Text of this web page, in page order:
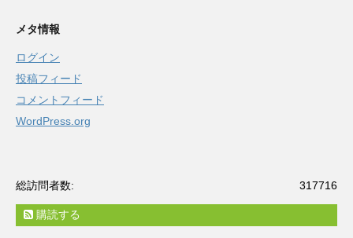
メタ情報
ログイン
投稿フィード
コメントフィード
WordPress.org
317716
総訪問者数:
購読する